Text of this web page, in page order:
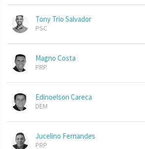
Tony Trio Salvador
PSC
Magno Costa
PRP
Edinoelson Careca
DEM
Jucelino Fernandes
PRP